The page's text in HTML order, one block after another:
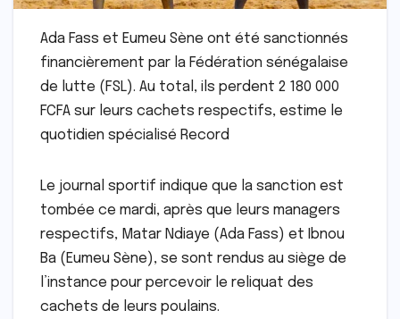
Ada Fass et Eumeu Sène ont été sanctionnés
financièrement par la Fédération sénégalaise
de lutte (FSL). Au total, ils perdent 2 180 000
FCFA sur leurs cachets respectifs, estime le
quotidien spécialisé Record
Le journal sportif indique que la sanction est
tombée ce mardi, après que leurs managers
respectifs, Matar Ndiaye (Ada Fass) et Ibnou
Ba (Eumeu Sène), se sont rendus au siège de
l’instance pour percevoir le reliquat des
cachets de leurs poulains.